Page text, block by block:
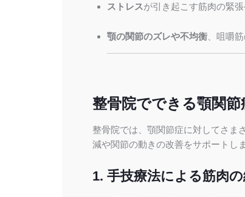
ストレスが引き起こす筋肉の緊
顎の関節のズレや不均衡 、咀嚼
整骨院でできる顎関
整骨院では、顎関節症に対してさま
減や関節の動きの改善をサポートしま
1. 手技療法による筋肉の